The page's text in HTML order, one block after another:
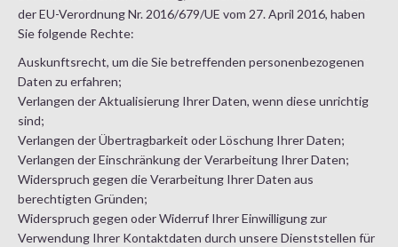
der EU-Verordnung Nr. 2016/679/UE vom 27. April 2016, haben
Sie folgende Rechte:
Auskunftsrecht, um die Sie betreffenden personenbezogenen
Daten zu erfahren;
Verlangen der Aktualisierung Ihrer Daten, wenn diese unrichtig
sind;
Verlangen der Übertragbarkeit oder Löschung Ihrer Daten;
Verlangen der Einschränkung der Verarbeitung Ihrer Daten;
Widerspruch gegen die Verarbeitung Ihrer Daten aus
berechtigten Gründen;
Widerspruch gegen oder Widerruf Ihrer Einwilligung zur
Verwendung Ihrer Kontaktdaten durch unsere Dienststellen für